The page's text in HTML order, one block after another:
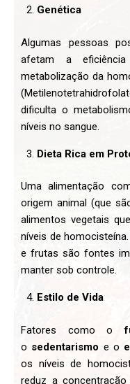
Genética
Algumas pessoas
afetam a
metabolização da
dificulta o
níveis no sangue.
Dieta Rica em
Uma alimentação
origem animal (que
alimentos vegetais
níveis de
e frutas são fontes
manter sob controle.
Estilo de Vida
Fatores como o
o sedentarismo e o
os níveis de
reduz a